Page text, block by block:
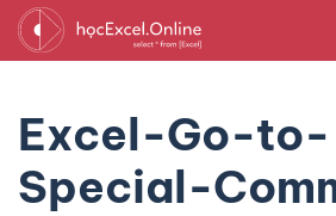
Excel-Go-to-
Special-